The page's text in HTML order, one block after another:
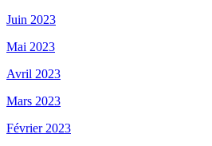
Juin 2023
Mai 2023
Avril 2023
Mars 2023
Février 2023